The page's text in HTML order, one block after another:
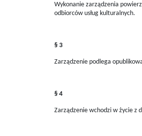
Wykonanie zarządzenia
odbiorców usług kulturalnych.
§ 3
Zarządzenie podlega
§ 4
Zarządzenie wchodzi w życie z